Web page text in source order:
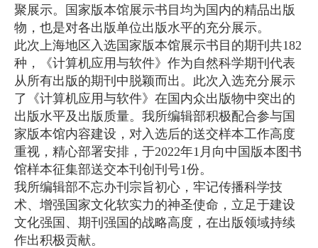
聚展示。国家版本馆展示书目均为国内的精品出版
物，也是对各出版单位出版水平的充分展示。
此次上海地区入选国家版本馆展示书目的期刊共182
种，《计算机应用与软件》作为自然科学期刊代表
从所有出版的期刊中脱颖而出。此次入选充分展示
了《计算机应用与软件》在国内众出版物中突出的
出版水平及出版质量。我所编辑部积极配合参与国
家版本馆内容建设，对入选后的送交样本工作高度
重视，精心部署安排，于2022年1月向中国版本图书
馆样本征集部送交本刊创刊号1份。
我所编辑部不忘办刊宗旨初心，牢记传播科学技
术、增强国家文化软实力的神圣使命，立足于建设
文化强国、期刊强国的战略高度，在出版领域持续
作出积极贡献。